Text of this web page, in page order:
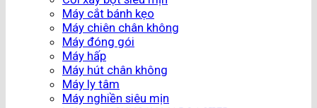
Máy cắt bánh kẹo
Máy chiên chân không
Máy đóng gói
Máy hấp
Máy hút chân không
Máy ly tâm
Máy nghiền siêu mịn